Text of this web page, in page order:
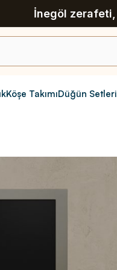
İnegöl zerafeti,
Köşe TakımıDüğün Setleri